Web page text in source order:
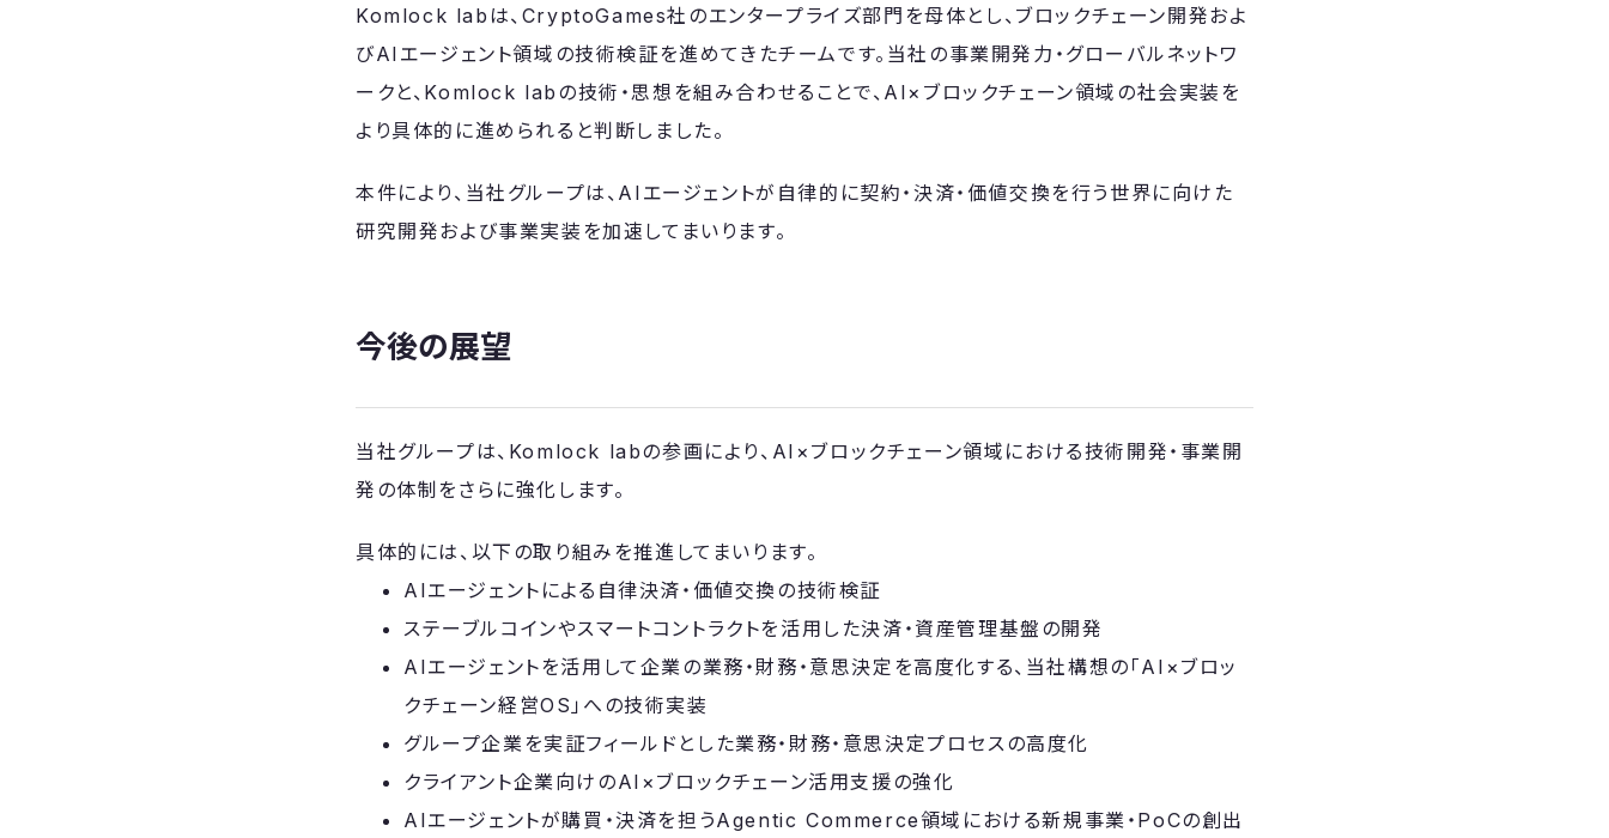
Komlock labは、CryptoGames社のエンタープライズ部門を母体とし、ブロックチェーン開発およ
びAIエージェント領域の技術検証を進めてきたチームです。当社の事業開発力・グローバルネットワ
ークと、Komlock labの技術・思想を組み合わせることで、AI×ブロックチェーン領域の社会実装を
より具体的に進められると判断しました。
本件により、当社グループは、AIエージェントが自律的に契約・決済・価値交換を行う世界に向けた
研究開発および事業実装を加速してまいります。
今後の展望
当社グループは、Komlock labの参画により、AI×ブロックチェーン領域における技術開発・事業開
発の体制をさらに強化します。
具体的には、以下の取り組みを推進してまいります。
AIエージェントによる自律決済・価値交換の技術検証
ステーブルコインやスマートコントラクトを活用した決済・資産管理基盤の開発
AIエージェントを活用して企業の業務・財務・意思決定を高度化する、当社構想の「AI×ブロッ
クチェーン経営OS」への技術実装
グループ企業を実証フィールドとした業務・財務・意思決定プロセスの高度化
クライアント企業向けのAI×ブロックチェーン活用支援の強化
AIエージェントが購買・決済を担うAgentic Commerce領域における新規事業・PoCの創出